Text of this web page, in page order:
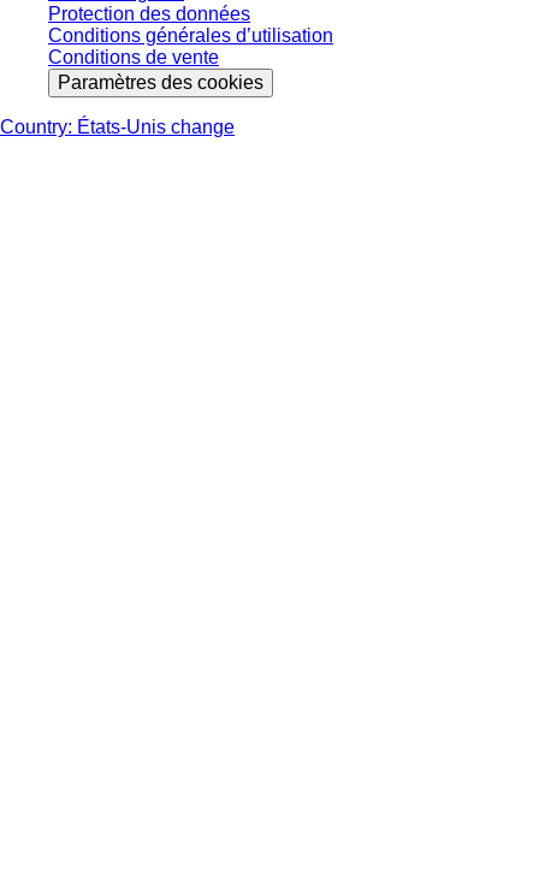
Protection des données
Conditions générales d’utilisation
Conditions de vente
Paramètres des cookies
Country: États-Unis change